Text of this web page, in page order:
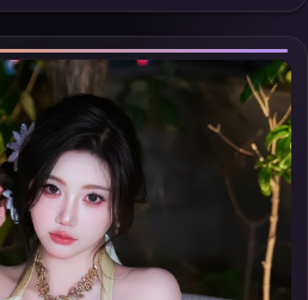
在线追剧体验。
▶